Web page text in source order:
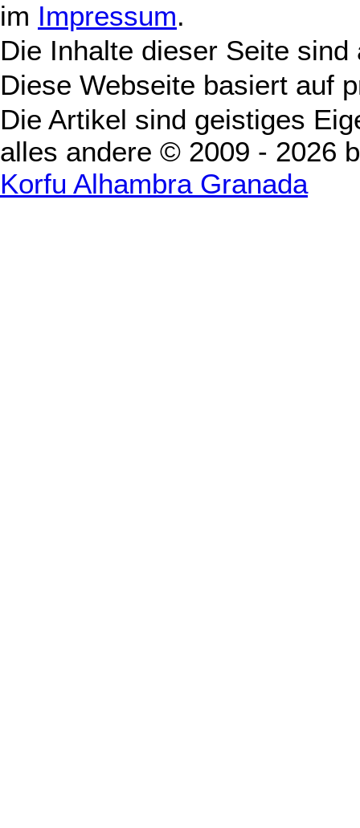
im Impressum.
Die Inhalte dieser Seite
Diese Webseite basiert auf
Die Artikel sind geistiges
alles andere © 2009 - 2026
Korfu Alhambra Granada